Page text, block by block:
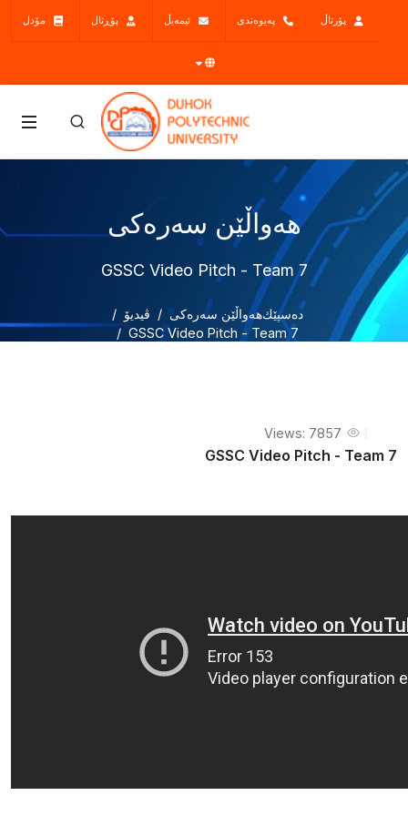
پۆرتاڵ پەیوەندی ئیمەیڵ پۆڕتال مۆدل
هەواڵێن سەرەکی
GSSC Video Pitch - Team 7
دەسپێكهەواڵێن سەرەکی
ڤیدیۆ
GSSC Video Pitch - Team 7
Views: 7857
GSSC Video Pitch - Team 7